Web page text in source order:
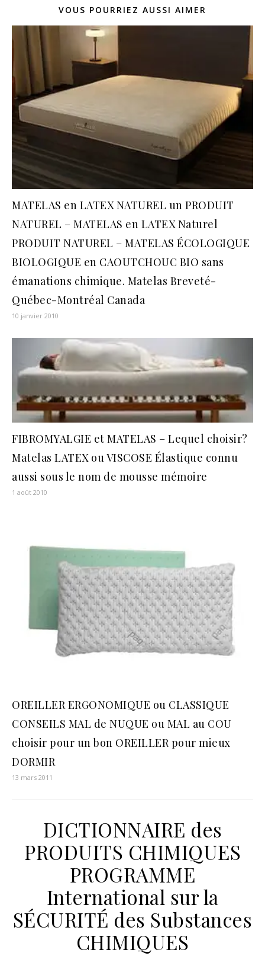
VOUS POURRIEZ AUSSI AIMER
MATELAS en LATEX NATUREL un PRODUIT
NATUREL – MATELAS en LATEX Naturel
PRODUIT NATUREL – MATELAS ÉCOLOGIQUE
BIOLOGIQUE en CAOUTCHOUC BIO sans
émanations chimique. Matelas Breveté-
Québec-Montréal Canada
10 janvier 2010
FIBROMYALGIE et MATELAS – Lequel choisir?
Matelas LATEX ou VISCOSE Élastique connu
aussi sous le nom de mousse mémoire
1 août 2010
OREILLER ERGONOMIQUE ou CLASSIQUE
CONSEILS MAL de NUQUE ou MAL au COU
choisir pour un bon OREILLER pour mieux
DORMIR
13 mars 2011
DICTIONNAIRE des
PRODUITS CHIMIQUES
PROGRAMME
International sur la
SÉCURITÉ des Substances
CHIMIQUES